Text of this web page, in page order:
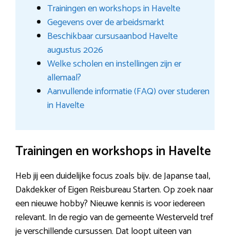
Trainingen en workshops in Havelte
Gegevens over de arbeidsmarkt
Beschikbaar cursusaanbod Havelte
augustus 2026
Welke scholen en instellingen zijn er
allemaal?
Aanvullende informatie (FAQ) over studeren
in Havelte
Trainingen en workshops in Havelte
Heb jij een duidelijke focus zoals bijv. de Japanse taal,
Dakdekker of Eigen Reisbureau Starten. Op zoek naar
een nieuwe hobby? Nieuwe kennis is voor iedereen
relevant. In de regio van de gemeente Westerveld tref
je verschillende cursussen. Dat loopt uiteen van